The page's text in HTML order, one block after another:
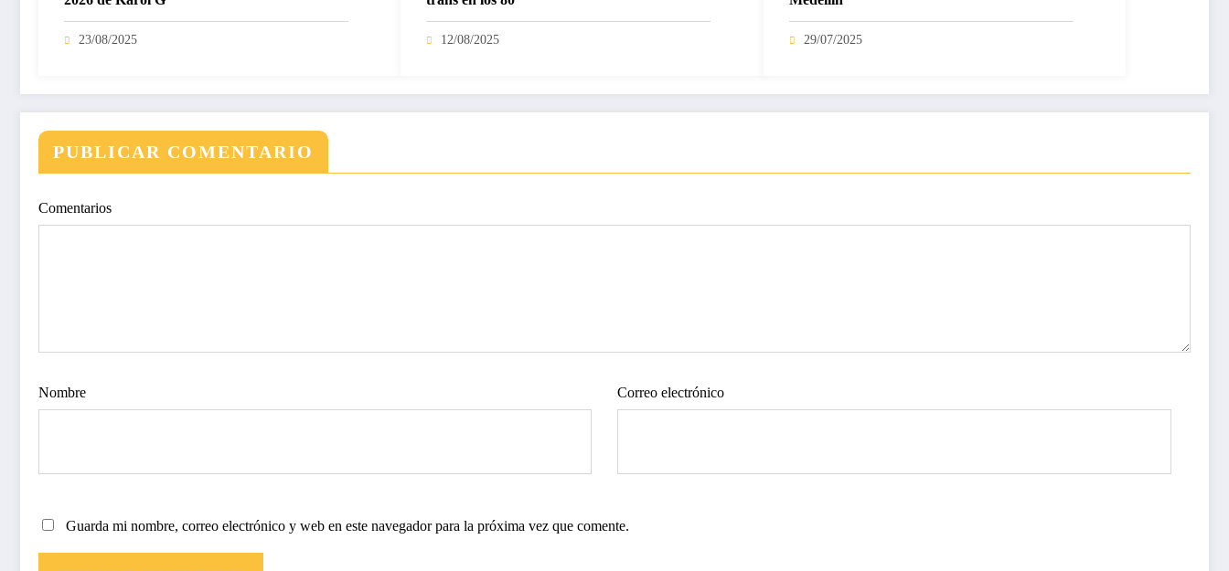
23/08/2025 12/08/2025 29/07/2025
PUBLICAR COMENTARIO
Comentarios
Nombre Correo electrónico
Guarda mi nombre, correo electrónico y web en este navegador para la próxima vez que comente.